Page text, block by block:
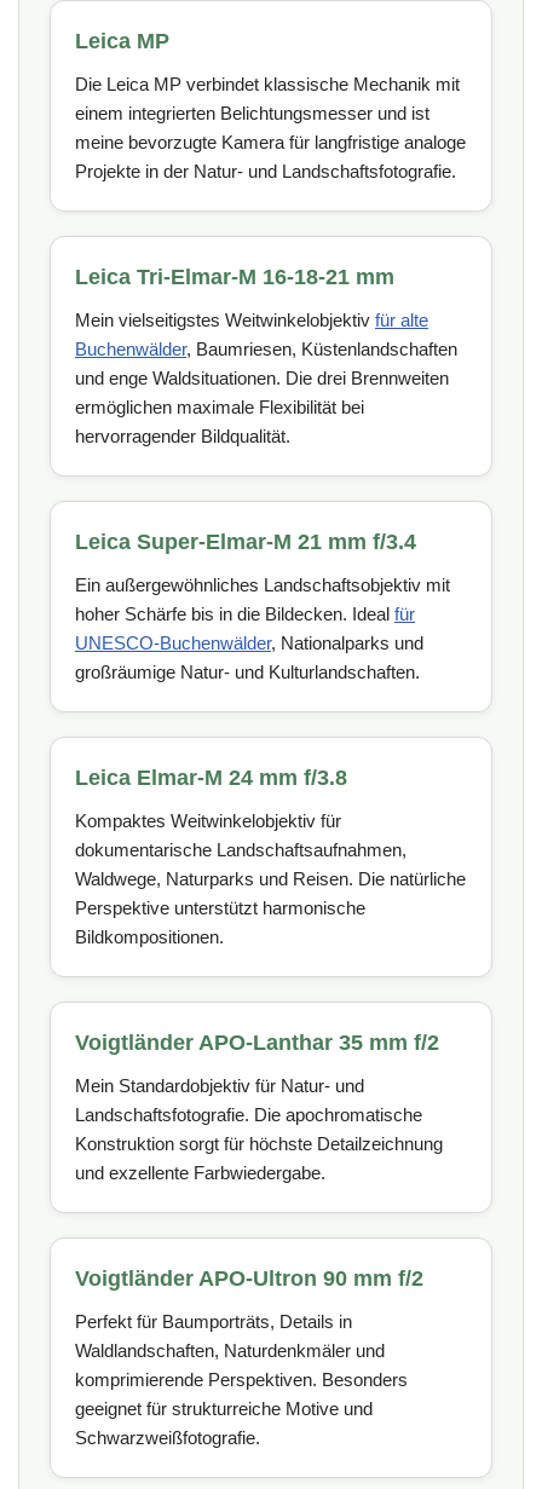
Leica MP
Die Leica MP verbindet klassische Mechanik mit
einem integrierten Belichtungsmesser und ist
meine bevorzugte Kamera für langfristige analoge
Projekte in der Natur- und Landschaftsfotografie.
Leica Tri-Elmar-M 16-18-21 mm
Mein vielseitigstes Weitwinkelobjektiv für alte
Buchenwälder, Baumriesen, Küstenlandschaften
und enge Waldsituationen. Die drei Brennweiten
ermöglichen maximale Flexibilität bei
hervorragender Bildqualität.
Leica Super-Elmar-M 21 mm f/3.4
Ein außergewöhnliches Landschaftsobjektiv mit
hoher Schärfe bis in die Bildecken. Ideal für
UNESCO-Buchenwälder, Nationalparks und
großräumige Natur- und Kulturlandschaften.
Leica Elmar-M 24 mm f/3.8
Kompaktes Weitwinkelobjektiv für
dokumentarische Landschaftsaufnahmen,
Waldwege, Naturparks und Reisen. Die natürliche
Perspektive unterstützt harmonische
Bildkompositionen.
Voigtländer APO-Lanthar 35 mm f/2
Mein Standardobjektiv für Natur- und
Landschaftsfotografie. Die apochromatische
Konstruktion sorgt für höchste Detailzeichnung
und exzellente Farbwiedergabe.
Voigtländer APO-Ultron 90 mm f/2
Perfekt für Baumporträts, Details in
Waldlandschaften, Naturdenkmäler und
komprimierende Perspektiven. Besonders
geeignet für strukturreiche Motive und
Schwarzweißfotografie.